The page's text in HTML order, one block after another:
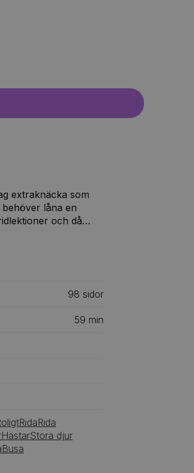
extraknäcka som
låna en
och då
av några barn.
98 ‎‎ sidor
59 min
RidaRida
HästarStora djur
Busa